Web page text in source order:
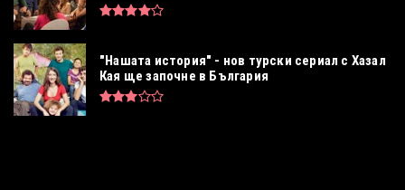
"Нашата история" - нов турски сериал с Хазал
Кая ще започне в България